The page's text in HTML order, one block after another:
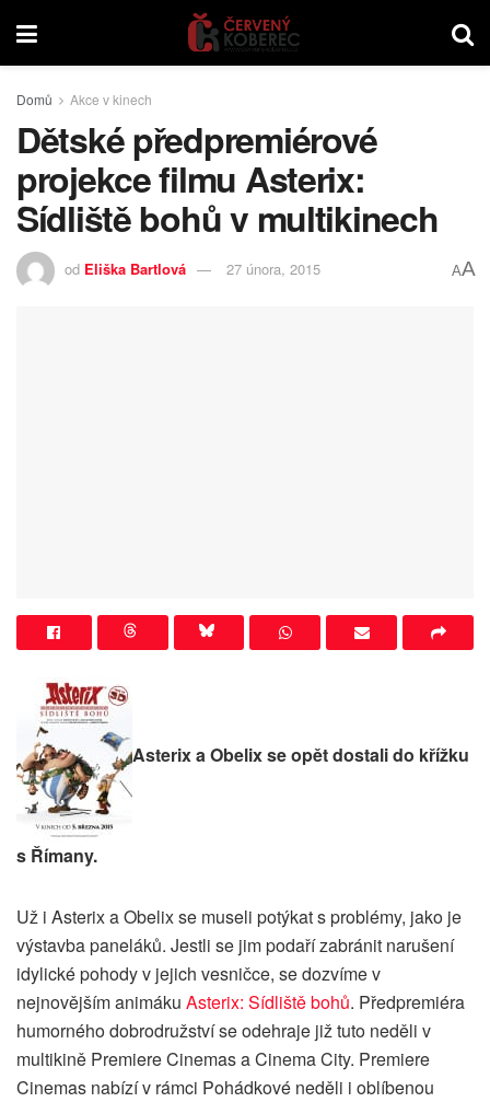
Domů Akce v kinech
Dětské předpremiérové
projekce filmu Asterix:
Sídliště bohů v multikinech
od Eliška Bartlová 27 února, 2015 AA
Asterix a Obelix se opět dostali do křížku
s Římany.
Už i Asterix a Obelix se museli potýkat s problémy, jako je
výstavba paneláků. Jestli se jim podaří zabránit narušení
idylické pohody v jejich vesničce, se dozvíme v
nejnovějším animáku Asterix: Sídliště bohů. Předpremiéra
humorného dobrodružství se odehraje již tuto neděli v
multikině Premiere Cinemas a Cinema City. Premiere
Cinemas nabízí v rámci Pohádkové neděli i oblíbenou